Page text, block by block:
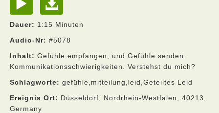
Dauer: 1:15 Minuten
Audio-Nr: #5078
Inhalt: Gefühle empfangen, und Gefühle senden.
Kommunikationsschwierigkeiten. Verstehst du mich?
Schlagworte: gefühle,mitteilung,leid,Geteiltes Leid
Ereignis Ort: Düsseldorf, Nordrhein-Westfalen, 40213,
Germany